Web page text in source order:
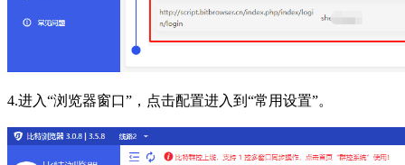
4.进入“浏览器窗口”，点击配置进入到“常用设置”。